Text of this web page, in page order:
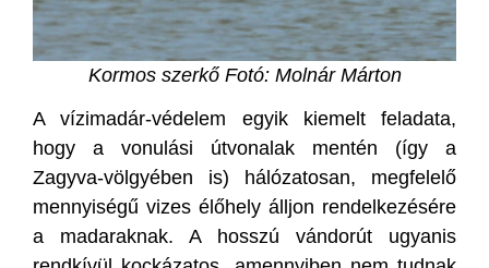
Kormos szerkő Fotó: Molnár Márton
A vízimadár-védelem egyik kiemelt feladata,
hogy a vonulási útvonalak mentén (így a
Zagyva-völgyében is) hálózatosan, megfelelő
mennyiségű vizes élőhely álljon rendelkezésére
a madaraknak. A hosszú vándorút ugyanis